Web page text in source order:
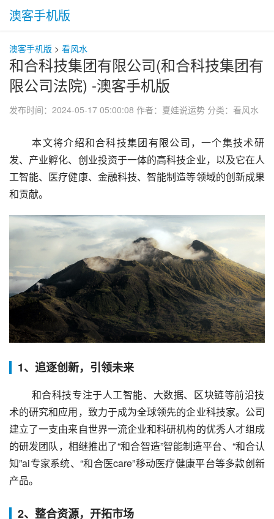
澳客手机版
澳客手机版 > 看风水
和合科技集团有限公司(和合科技集团有
限公司法院) -澳客手机版
发布时间：2024-05-17 05:00:08 作者：夏娃说运势 分类： 看风水
本文将介绍和合科技集团有限公司，一个集技术研
发、产业孵化、创业投资于一体的高科技企业，以及它在人
工智能、医疗健康、金融科技、智能制造等领域的创新成果
和贡献。
1、追逐创新，引领未来
术的研究和应用，致力于成为全球领先的企业科技家。公司
建立了一支由来自世界一流企业和科研机构的优秀人才组成
的研发团队，相继推出了“和合智造”智能制造平台、“和合认
知”ai专家系统、“和合医care”移动医疗健康平台等多款创新
产品。
2、整合资源，开拓市场